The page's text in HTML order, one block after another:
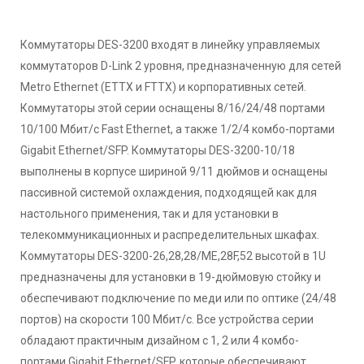
Коммутаторы DES-3200 входят в линейку управляемых
коммутаторов D-Link 2 уровня, предназначенную для сетей
Metro Ethernet (ETTX и FTTX) и корпоративных сетей.
Коммутаторы этой серии оснащены 8/16/24/48 портами
10/100 Мбит/с Fast Ethernet, а также 1/2/4 комбо-портами
Gigabit Ethernet/SFP. Коммутаторы DES-3200-10/18
выполнены в корпусе шириной 9/11 дюймов и оснащены
пассивной системой охлаждения, подходящей как для
настольного применения, так и для установки в
телекоммуникационных и распределительных шкафах.
Коммутаторы DES-3200-26,28,28/ME,28F,52 высотой в 1U
предназначены для установки в 19-дюймовую стойку и
обеспечивают подключение по меди или по оптике (24/48
портов) на скорости 100 Мбит/c. Все устройства серии
обладают практичным дизайном с 1, 2 или 4 комбо-